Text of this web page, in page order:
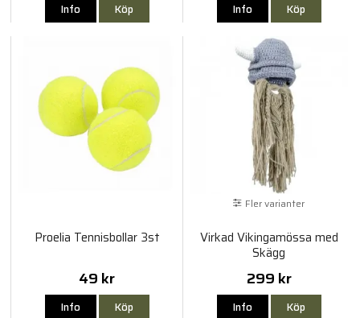
Info Köp Info Köp
Proelia Tennisbollar 3st
49 kr
Info Köp
Fler varianter
Virkad Vikingamössa med
Skägg
299 kr
Info Köp